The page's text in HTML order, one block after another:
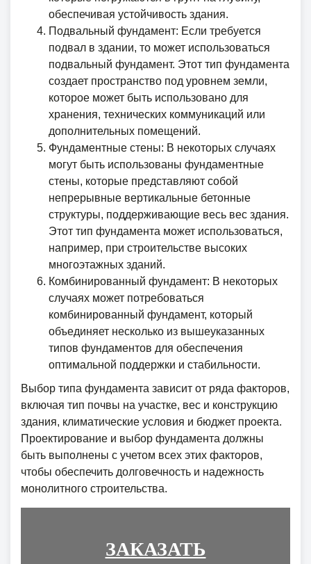
обеспечивая устойчивость здания.
Подвальный фундамент: Если требуется
подвал в здании, то может использоваться
подвальный фундамент. Этот тип фундамента
создает пространство под уровнем земли,
которое может быть использовано для
хранения, технических коммуникаций или
дополнительных помещений.
Фундаментные стены: В некоторых случаях
могут быть использованы фундаментные
стены, которые представляют собой
непрерывные вертикальные бетонные
структуры, поддерживающие весь вес здания.
Этот тип фундамента может использоваться,
например, при строительстве высоких
многоэтажных зданий.
Комбинированный фундамент: В некоторых
случаях может потребоваться
комбинированный фундамент, который
объединяет несколько из вышеуказанных
типов фундаментов для обеспечения
оптимальной поддержки и стабильности.
Выбор типа фундамента зависит от ряда факторов,
включая тип почвы на участке, вес и конструкцию
здания, климатические условия и бюджет проекта.
Проектирование и выбор фундамента должны
быть выполнены с учетом всех этих факторов,
чтобы обеспечить долговечность и надежность
монолитного строительства.
ЗАКАЗАТЬ